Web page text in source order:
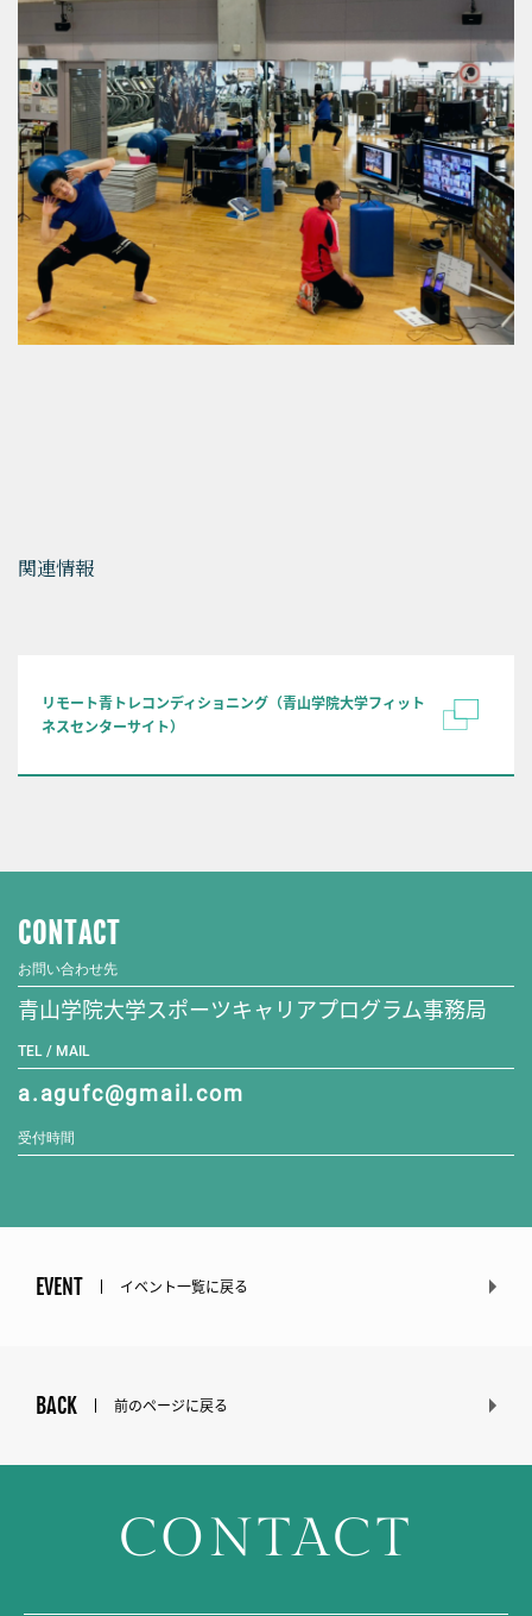
関連情報
​リモート青トレコンディショニング（青山学院大学フィット
ネスセンターサイト）
CONTACT
お問い合わせ先
青山学院大学スポーツキャリアプログラム事務局
TEL / MAIL
a.agufc@gmail.com
受付時間
EVENT イベント一覧に戻る
BACK 前のページに戻る
CONTACT